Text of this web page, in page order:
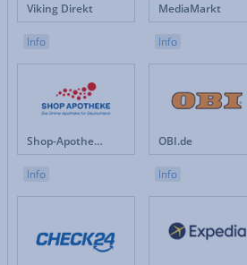
Viking Direkt
Info
MediaMarkt
Info
Shop-Apotheke.com
Info
OBI.de
Info